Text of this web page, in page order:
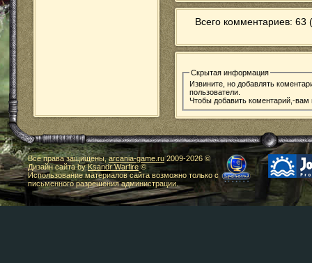
Всего комментариев:
Скрытая информация
Извините, но добавлять
пользователи.
Чтобы добавить коментарий,-
Все права защищены,arcania-game.ru2009-2026 ©
Дизайн сайта byKsandr Warfire©
Использование материалов сайта возможно только с
письменного разрешения администрации.